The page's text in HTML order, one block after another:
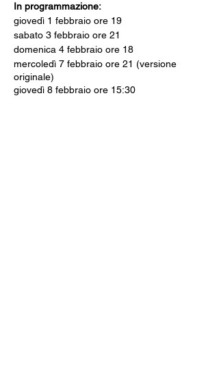
In programmazione:
giovedì 1 febbraio ore 19
sabato 3 febbraio ore 21
domenica 4 febbraio ore 18
mercoledì 7 febbraio ore 21 (versione
originale)
giovedì 8 febbraio ore 15:30